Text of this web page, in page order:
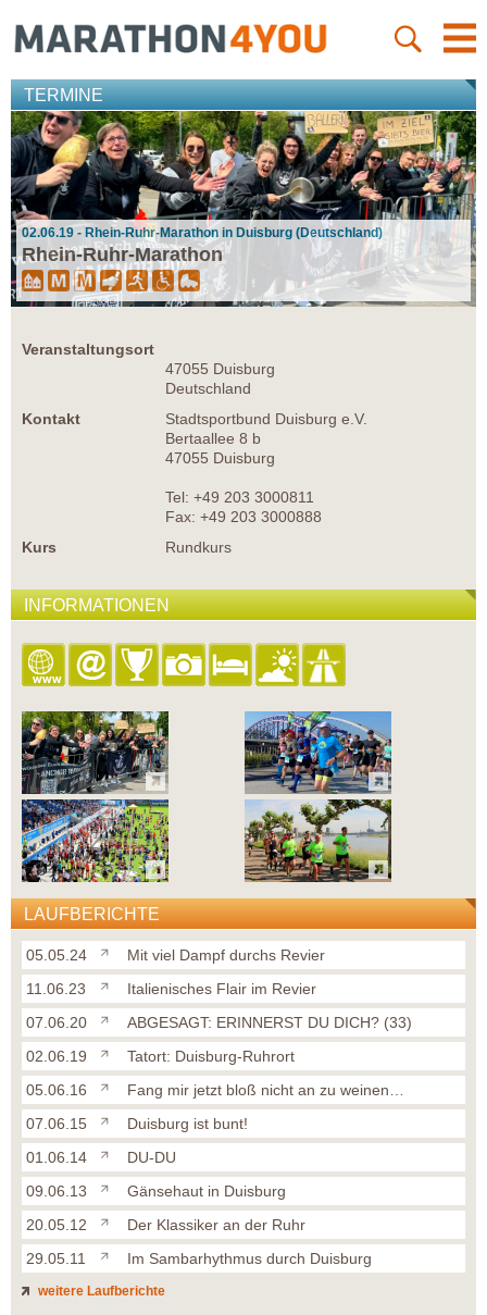
TERMINE
02.06.19 - Rhein-Ruhr-Marathon in Duisburg (Deutschland)
Rhein-Ruhr-Marathon
Veranstaltungsort
47055 Duisburg
Deutschland
Kontakt
Stadtsportbund Duisburg e.V.
Bertaallee 8 b
47055 Duisburg
Tel: +49 203 3000811
Fax: +49 203 3000888
Kurs
Rundkurs
INFORMATIONEN
LAUFBERICHTE
05.05.24
Mit viel Dampf durchs Revier
11.06.23
Italienisches Flair im Revier
07.06.20
ABGESAGT: ERINNERST DU DICH? (33)
02.06.19
Tatort: Duisburg-Ruhrort
05.06.16
Fang mir jetzt bloß nicht an zu weinen…
07.06.15
Duisburg ist bunt!
01.06.14
DU-DU
09.06.13
Gänsehaut in Duisburg
20.05.12
Der Klassiker an der Ruhr
29.05.11
Im Sambarhythmus durch Duisburg
weitere Laufberichte